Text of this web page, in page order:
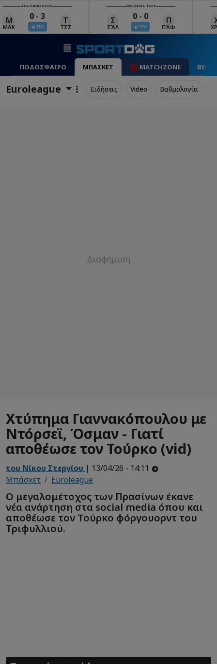
UEFA EUROPA LEAGUE
Σ 0 - 0
ΤΕΛ ΠΆΦ
UEFA EUROPA LEAGUE
ΧΡΆ
0 - 1
ΤΕΛ
Μ
ΜΠΕ ΛΊΝ
ΠΟΔΟΣΦΑΙΡΟ ΜΠΑΣΚΕΤ MATCHZONE
Euroleague Ειδήσεις Video Βαθμολογία
Χτύπημα Γιαννακόπουλου με
Ντόρσεϊ, Όσμαν - Γιατί
αποθέωσε τον Τούρκο (vid)
του Νίκου Στεργίου | 13/04/26 - 14:11
Μπάσκετ
Euroleague
Ο μεγαλομέτοχος των Πρασίνων έκανε
νέα ανάρτηση στα social media όπου και
αποθέωσε τον Τούρκο φόργουορντ του
Τριφυλλιού.